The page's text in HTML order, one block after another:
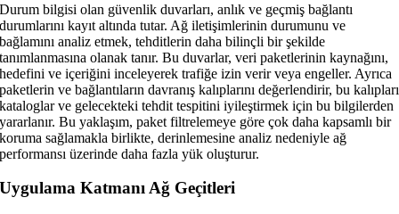
Durum bilgisi olan güvenlik duvarları, anlık ve geçmiş bağlantı
durumlarını kayıt altında tutar. Ağ iletişimlerinin durumunu ve
bağlamını analiz etmek, tehditlerin daha bilinçli bir şekilde
tanımlanmasına olanak tanır. Bu duvarlar, veri paketlerinin kaynağını,
hedefini ve içeriğini inceleyerek trafiğe izin verir veya engeller. Ayrıca
paketlerin ve bağlantıların davranış kalıplarını değerlendirir, bu kalıpları
kataloglar ve gelecekteki tehdit tespitini iyileştirmek için bu bilgilerden
yararlanır. Bu yaklaşım, paket filtrelemeye göre çok daha kapsamlı bir
koruma sağlamakla birlikte, derinlemesine analiz nedeniyle ağ
performansı üzerinde daha fazla yük oluşturur.
Uygulama Katmanı Ağ Geçitleri